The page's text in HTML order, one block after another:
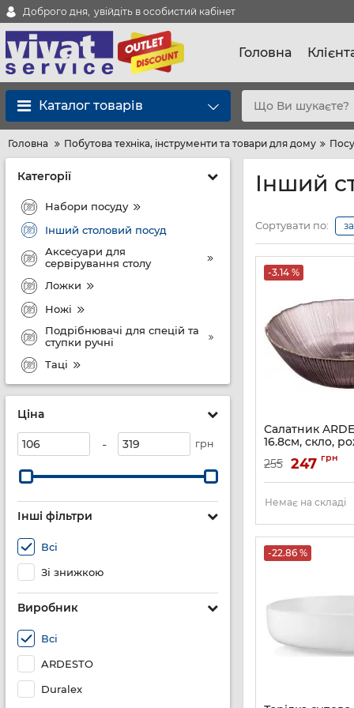
Доброго дня, увійдіть в особистий кабінет
Головна
Каталог товарів
Головна Побутова техніка, інструменти та товари для дому
Категорії
Набори посуду
Інший столовий посуд
Аксесуари для
сервірування столу
Ложки
Ножі
Подрібнювачі для спецій та
ступки ручні
Таці
Ціна
- грн
Інші фільтри
Всі
Зі знижкою
Виробник
Всі
ARDESTO
Duralex
Інший
Сортувати по:
-3.14 %
Салатник
16.8см, скло,
Артикул: AR5014
255 247 грн
Немає на складі
-22.86 %